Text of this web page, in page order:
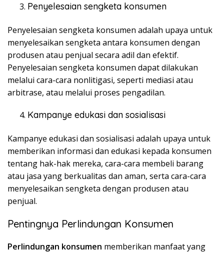
Penyelesaian sengketa konsumen
Penyelesaian sengketa konsumen adalah upaya untuk
menyelesaikan sengketa antara konsumen dengan
produsen atau penjual secara adil dan efektif.
Penyelesaian sengketa konsumen dapat dilakukan
melalui cara-cara nonlitigasi, seperti mediasi atau
arbitrase, atau melalui proses pengadilan.
Kampanye edukasi dan sosialisasi
Kampanye edukasi dan sosialisasi adalah upaya untuk
memberikan informasi dan edukasi kepada konsumen
tentang hak-hak mereka, cara-cara membeli barang
atau jasa yang berkualitas dan aman, serta cara-cara
menyelesaikan sengketa dengan produsen atau
penjual.
Pentingnya Perlindungan Konsumen
Perlindungan konsumen memberikan manfaat yang